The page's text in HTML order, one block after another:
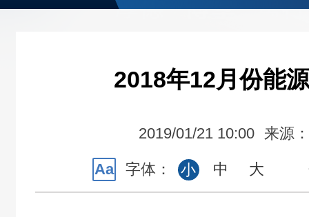
2018年12月份能
2019/01/21 10:00 来源
Aa 字体： 小 中 大